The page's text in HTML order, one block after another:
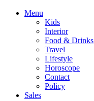
Menu
Kids
Interior
Food & Drinks
Travel
Lifestyle
Horoscope
Contact
Policy
Sales